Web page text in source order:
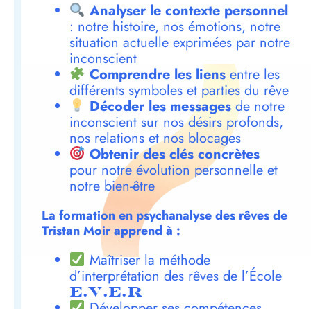
Analyser le contexte personnel
: notre histoire, nos émotions, notre
situation actuelle exprimées par notre
inconscient
Comprendre les liensentre les
différents symboles et parties du rêve
Décoder les messagesde notre
inconscient sur nos désirs profonds,
nos relations et nos blocages
Obtenir des clés concrètes
pour notre évolution personnelle et
notre bien-être
La formation en psychanalyse des rêves de
Tristan Moir apprend à :
Maîtriser la méthode
d’interprétation des rêves de l’École
E.V.E.R